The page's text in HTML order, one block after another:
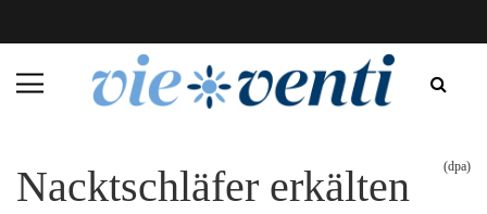
Nacktschläfer erkälten
(dpa)